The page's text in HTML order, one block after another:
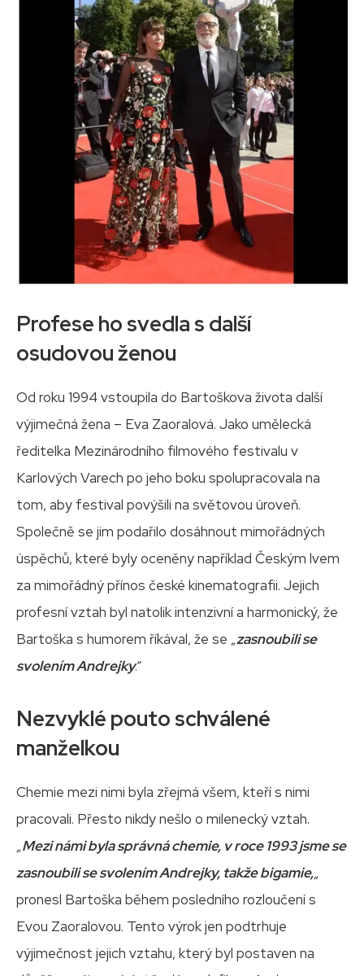
Profese ho svedla s další
osudovou ženou
Od roku 1994 vstoupila do Bartoškova života další
výjimečná žena – Eva Zaoralová. Jako umělecká
ředitelka Mezinárodního filmového festivalu v
Karlových Varech po jeho boku spolupracovala na
tom, aby festival povýšili na světovou úroveň.
Společně se jim podařilo dosáhnout mimořádných
úspěchů, které byly oceněny například Českým lvem
za mimořádný přínos české kinematografii. Jejich
profesní vztah byl natolik intenzivní a harmonický, že
Bartoška s humorem říkával, že se „zasnoubili se
svolením Andrejky.“
Nezvyklé pouto schválené
manželkou
Chemie mezi nimi byla zřejmá všem, kteří s nimi
pracovali. Přesto nikdy nešlo o milenecký vztah.
„Mezi námi byla správná chemie, v roce 1993 jsme se
zasnoubili se svolením Andrejky, takže bigamie,„
pronesl Bartoška během posledního rozloučení s
Evou Zaoralovou. Tento výrok jen podtrhuje
výjimečnost jejich vztahu, který byl postaven na